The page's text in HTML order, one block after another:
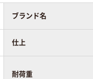
ブランド名
仕上
耐荷重